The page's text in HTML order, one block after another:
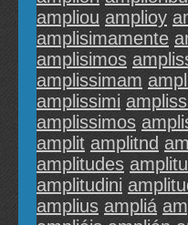
ampliou amplioy
amplisimamente
amplisimos
amplissimam
amplissimi
amplissimos
amplit amplitnd
amplitudes
amplitudini
amplius ampliá